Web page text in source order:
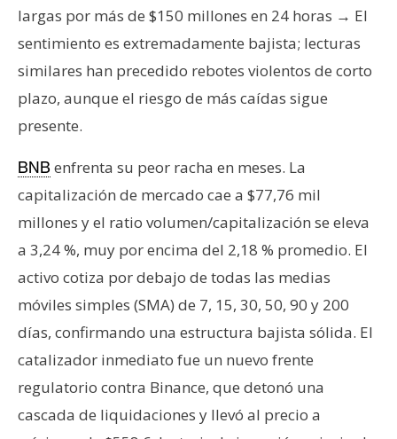
largas por más de $150 millones en 24 horas → El
sentimiento es extremadamente bajista; lecturas
similares han precedido rebotes violentos de corto
plazo, aunque el riesgo de más caídas sigue
presente.
BNB enfrenta su peor racha en meses. La
capitalización de mercado cae a $77,76 mil
millones y el ratio volumen/capitalización se eleva
a 3,24 %, muy por encima del 2,18 % promedio. El
activo cotiza por debajo de todas las medias
móviles simples (SMA) de 7, 15, 30, 50, 90 y 200
días, confirmando una estructura bajista sólida. El
catalizador inmediato fue un nuevo frente
regulatorio contra Binance, que detonó una
cascada de liquidaciones y llevó al precio a